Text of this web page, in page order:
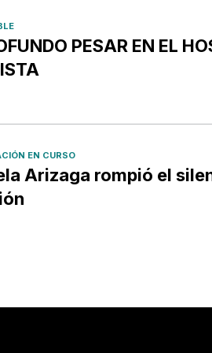
PESAR EN EL
EN CURSO
Arizaga rompió el